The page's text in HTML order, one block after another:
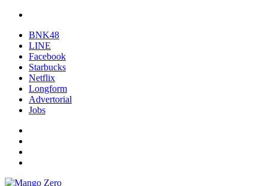
BNK48
LINE
Facebook
Starbucks
Netflix
Longform
Advertorial
Jobs